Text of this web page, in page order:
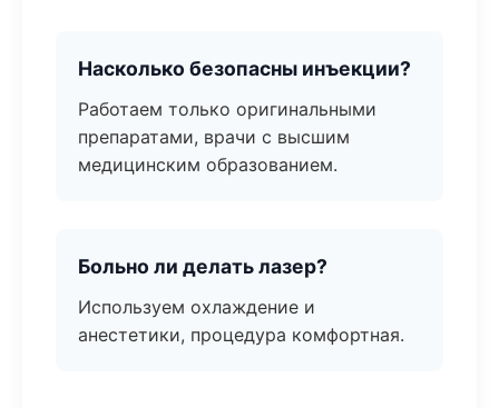
Насколько безопасны инъекции?
Работаем только оригинальными
препаратами, врачи с высшим
медицинским образованием.
Больно ли делать лазер?
Используем охлаждение и
анестетики, процедура комфортная.